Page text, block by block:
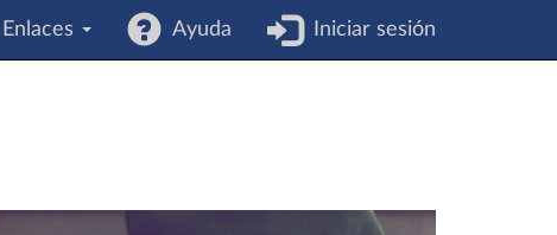
Enlaces Ayuda Iniciar sesión